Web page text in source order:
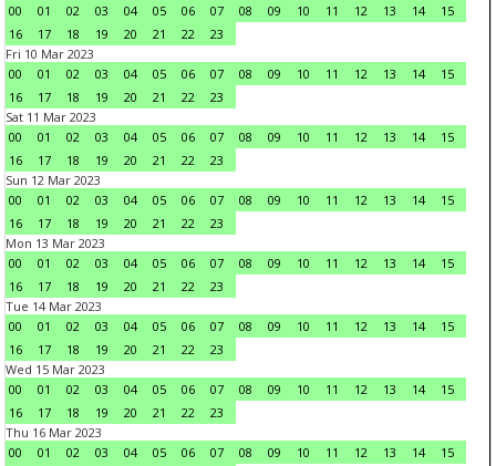
00
01 02 03 04 05 06 07 08 09 10 11 12 13 14
15
16
17 18 19 20 21 22
23
Fri 10 Mar 2023
00
01 02 03 04 05 06 07 08 09 10 11 12 13 14
15
16
17 18 19 20 21 22
23
Sat 11 Mar 2023
00
01 02 03 04 05 06 07 08 09 10 11 12 13 14
15
16
17 18 19 20 21 22
23
Sun 12 Mar 2023
00
01 02 03 04 05 06 07 08 09 10 11 12 13 14
15
16
17 18 19 20 21 22
23
Mon 13 Mar 2023
00
01 02 03 04 05 06 07 08 09 10 11 12 13 14
15
16
17 18 19 20 21 22
23
Tue 14 Mar 2023
00
01 02 03 04 05 06 07 08 09 10 11 12 13 14
15
16
17 18 19 20 21 22
23
Wed 15 Mar 2023
00
01 02 03 04 05 06 07 08 09 10 11 12 13 14
15
16
17 18 19 20 21 22
23
Thu 16 Mar 2023
00
01 02 03 04 05 06 07 08 09 10 11 12 13 14 15